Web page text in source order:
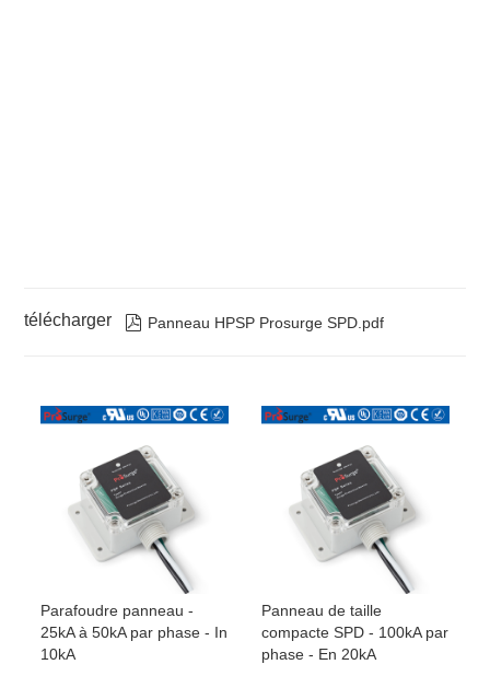
télécharger  Panneau HPSP Prosurge SPD.pdf
Parafoudre panneau -
25kA à 50kA par phase - In
10kA
Panneau de taille
compacte SPD - 100kA par
phase - En 20kA